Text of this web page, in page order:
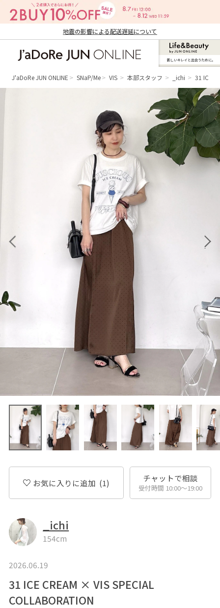
地震の影響による配送遅延について
ン オンライン）
新しいキレイと出合うために。
J'aDoRe JUN ONLINE SNaP/Me VIS 本部スタッフ _ichi 31 ICE
お気に入りに追加 (1) チャットで相談
受付時間 10:00〜19:00
_ichi
154cm
2026.06.19
31 ICE CREAM × VIS SPECIAL
COLLABORATION